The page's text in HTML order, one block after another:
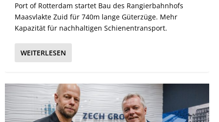
Port of Rotterdam startet Bau des Rangierbahnhofs
Maasvlakte Zuid für 740m lange Güterzüge. Mehr
Kapazität für nachhaltigen Schienentransport.
WEITERLESEN